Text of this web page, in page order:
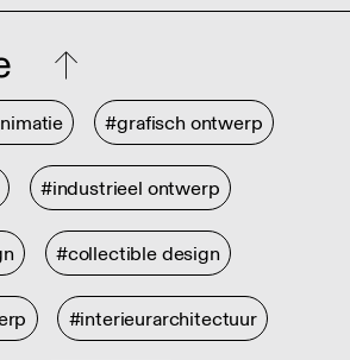
#grafisch ontwerp
#industrieel ontwerp
#collectible design
#interieurarchitectuur